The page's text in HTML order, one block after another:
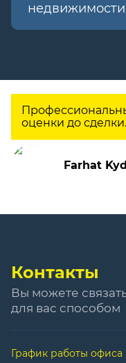
оценки до
Farhat
Контакты
Вы можете
для вас способом
График работы офиса